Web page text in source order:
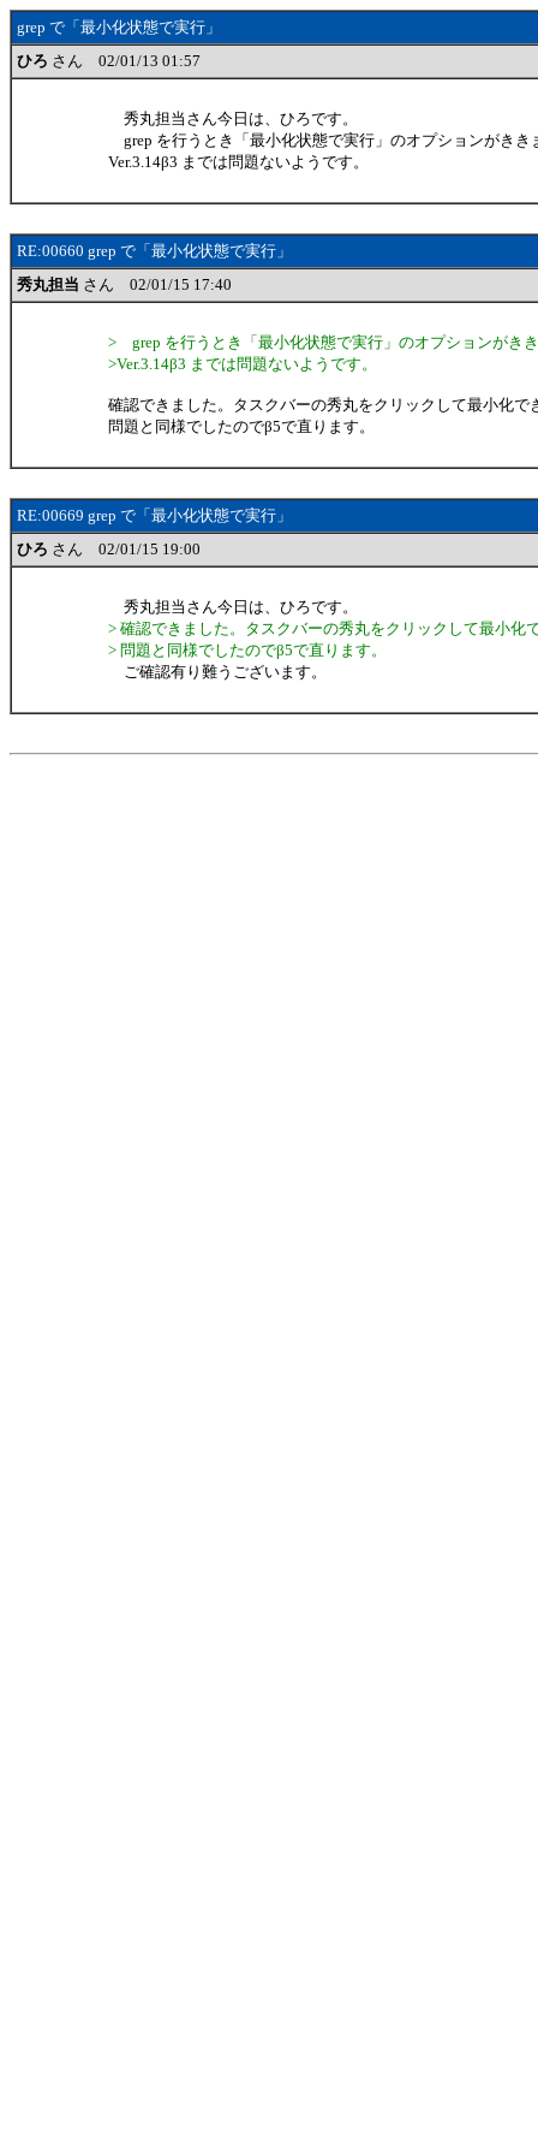
grep で「最小化状態で実行」
ひろ さん 02/01/13 01:57
秀丸担当さん今日は、ひろです。
grep を行うとき「最小化状態で実行」のオプションがきき
Ver.3.14β3 までは問題ないようです。
RE:00660 grep で「最小化状態で実行」
秀丸担当 さん 02/01/15 17:40
> grep を行うとき「最小化状態で実行」のオプションがき
>Ver.3.14β3 までは問題ないようです。
確認できました。タスクバーの秀丸をクリックして最小化で
問題と同様でしたのでβ5で直ります。
RE:00669 grep で「最小化状態で実行」
ひろ さん 02/01/15 19:00
秀丸担当さん今日は、ひろです。
> 確認できました。タスクバーの秀丸をクリックして最小化
> 問題と同様でしたのでβ5で直ります。
ご確認有り難うございます。